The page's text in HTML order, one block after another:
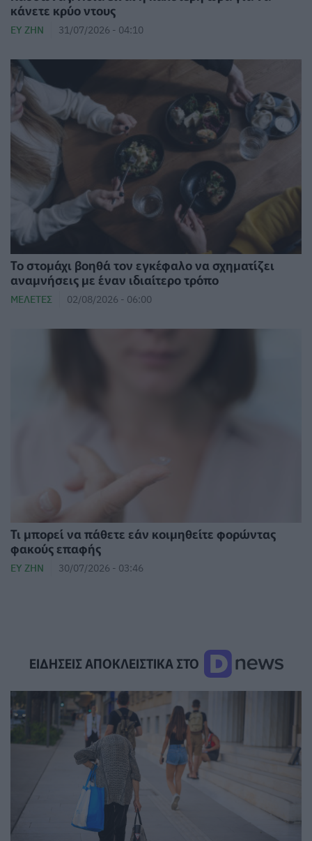
κάνετε κρύο ντους
ΕΥ ΖΗΝ 31/07/2026 - 04:10
Το στομάχι βοηθά τον εγκέφαλο να σχηματίζει
αναμνήσεις με έναν ιδιαίτερο τρόπο
ΜΕΛΈΤΕΣ 02/08/2026 - 06:00
Τι μπορεί να πάθετε εάν κοιμηθείτε φορώντας
φακούς επαφής
ΕΥ ΖΗΝ 30/07/2026 - 03:46
ΕΙΔΗΣΕΙΣ ΑΠΟΚΛΕΙΣΤΙΚΑ ΣΤΟ